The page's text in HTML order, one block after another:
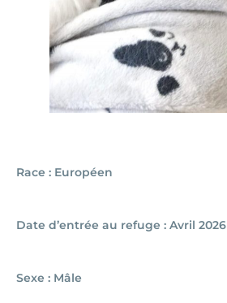
Race : Européen
Date d’entrée au refuge : Avril 2026
Sexe : Mâle